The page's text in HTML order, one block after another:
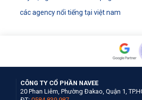
các agency nổi tiếng tại việt nam
CÔNG TY CỔ PHẦN NAVEE
20 Phan Liêm, Phường Đakao, Quận 1,